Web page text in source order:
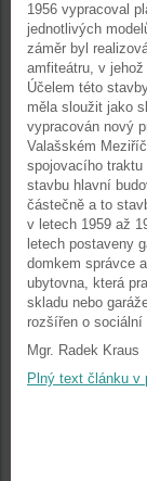
1956 vypracoval
jednotlivých
záměr byl
amfiteátru, v
Účelem této
měla sloužit jako
vypracován nový
Valašském
spojovacího traktu
stavbu hlavní
částečně a to
v letech 1959 až
letech postaveny
domkem správce
ubytovna, která
skladu nebo
rozšířen o sociální
Mgr. Radek Kraus
Plný text článku v